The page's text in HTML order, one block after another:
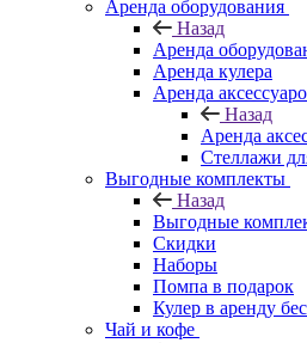
Аренда оборудования
Назад
Аренда
Аренда кулера
Аренда
Назад
Аренда
Стеллажи
Выгодные комплекты
Назад
Выгодные
Скидки
Наборы
Помпа в подарок
Кулер в аренду
Чай и кофе